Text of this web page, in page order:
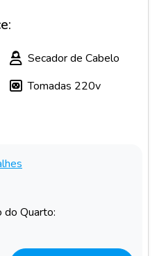
Secador de Cabelo
Tomadas 220v
do Quarto: